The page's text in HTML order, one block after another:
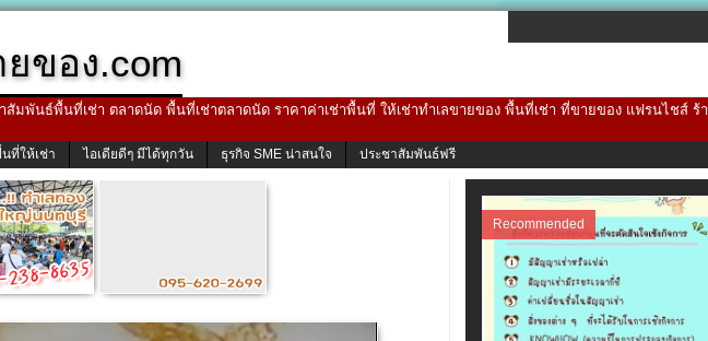
ของ.com
สัมพันธ์พื้นที่เช่า ตลาดนัด พื้นที่เช่าตลาดนัด ราคาค่าเช่าพื้นที่ ให้เช่าทำเลขายของ พื้นที่เช่า ที่ขายของ แฟรนไชส์ ร้
ที่ให้เช่า ไอเดียดีๆ มีได้ทุกวัน ธุรกิจ SME น่าสนใจ ประชาสัมพันธ์ฟรี
Recommended